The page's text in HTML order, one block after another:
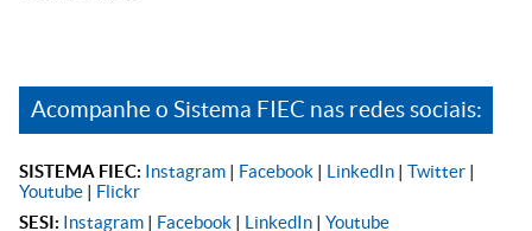
Acompanhe o Sistema FIEC nas redes sociais:
SISTEMA FIEC: Instagram | Facebook | LinkedIn | Twitter |
Youtube | Flickr
SESI: Instagram | Facebook | LinkedIn | Youtube